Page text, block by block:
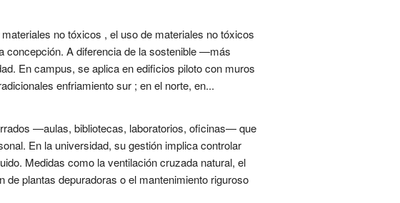
no tóxicos , el uso de materiales no tóxicos
concepción. A diferencia de la sostenible —más
En campus, se aplica en edificios piloto con muros
enfriamiento sur ; en el norte, en...
—aulas, bibliotecas, laboratorios, oficinas— que
En la universidad, su gestión implica controlar
Medidas como la ventilación cruzada natural, el
plantas depuradoras o el mantenimiento riguroso